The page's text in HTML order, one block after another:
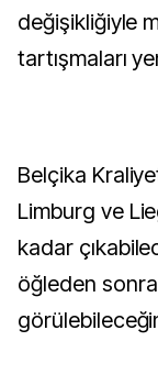
değişikliğiyle
tartışmaları
Belçika
Limburg ve
kadar
öğleden